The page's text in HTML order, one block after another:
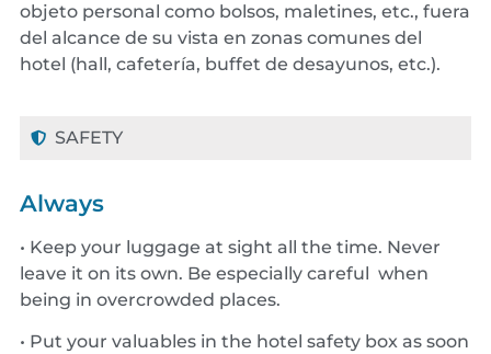
objeto personal como bolsos, maletines, etc., fuera
del alcance de su vista en zonas comunes del
hotel (hall, cafetería, buffet de desayunos, etc.).
SAFETY
Always
• Keep your luggage at sight all the time. Never
leave it on its own. Be especially careful when
being in overcrowded places.
• Put your valuables in the hotel safety box as soon